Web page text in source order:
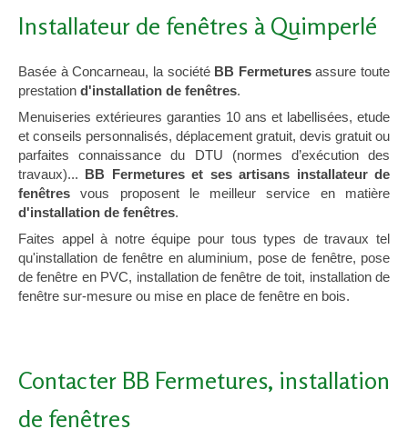
Installateur de fenêtres à Quimperlé
Basée à Concarneau, la société BB Fermeturesassure toute
prestation d'installation de fenêtres.
Menuiseries extérieures garanties 10 ans et labellisées, etude
et conseils personnalisés, déplacement gratuit, devis gratuit ou
parfaites connaissance du DTU (normes d’exécution des
travaux)... BB Fermetures et ses artisans installateur de
fenêtres vous proposent le meilleur service en matière
d'installation de fenêtres.
Faites appel à notre équipe pour tous types de travaux tel
qu'installation de fenêtre en aluminium, pose de fenêtre, pose
de fenêtre en PVC, installation de fenêtre de toit, installation de
fenêtre sur-mesure ou mise en place de fenêtre en bois.
Contacter BB Fermetures, installation
de fenêtres